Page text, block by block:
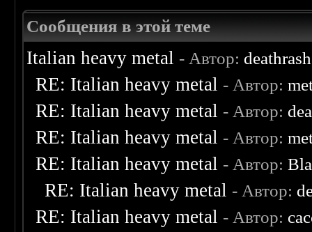
Сообщения в этой теме
Italian heavy metal - Автор:
RE: Italian heavy metal - Автор:
RE: Italian heavy metal - Автор:
RE: Italian heavy metal - Автор:
RE: Italian heavy metal - Автор:
RE: Italian heavy metal - Автор:
RE: Italian heavy metal - Автор: